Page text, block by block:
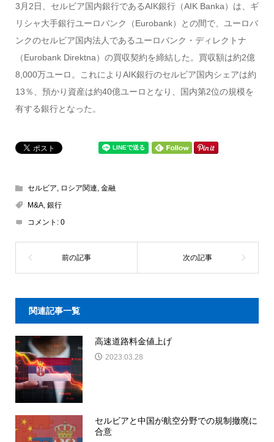
3月2日、セルビア国内銀行であるAIK銀行（AIK Banka）は、ギ
リシャ大手銀行ユーロバンク（Eurobank）との間で、ユーロバ
ンクのセルビア国内法人であるユーロバンク・ディレクトナ
（Eurobank Direktna）の買収契約を締結した。買収額は約2億
8,000万ユーロ。これによりAIK銀行のセルビア国内シェアは約
13％、預かり資産は約40億ユーロとなり、国内第2位の規模を
有する銀行となった。
セルビア, ロシア関連, 金融
M&A, 銀行
コメント: 0
関連記事一覧
高速道路料金値上げ
2023.03.28
セルビアと中国が航空分野での規制撤廃に
合意